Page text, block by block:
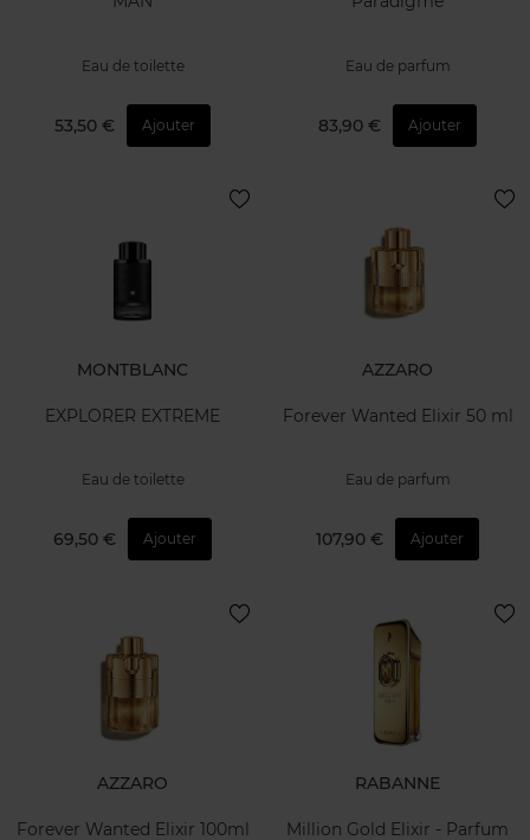
Eau de toilette
53,50 € Ajouter
Eau de parfum
83,90 € Ajouter
MONTBLANC
EXPLORER EXTREME
Eau de toilette
69,50 € Ajouter
AZZARO
Forever Wanted Elixir 50 ml
Eau de parfum
107,90 € Ajouter
AZZARO
Forever Wanted Elixir 100ml
RABANNE
Million Gold Elixir - Parfum